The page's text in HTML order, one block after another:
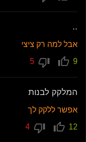
..
אבל למה רק ציצי
9
המלקק לבנות
אפשר ללקק לך
12